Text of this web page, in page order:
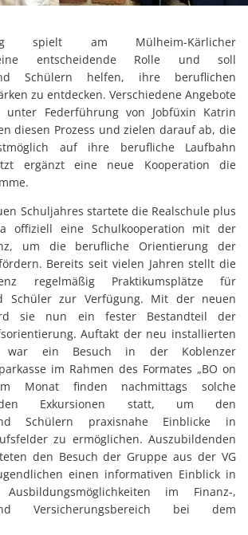
spielt am Mülheim-Kärlicher
entscheidende Rolle und soll
Schülern helfen, ihre beruflichen
zu entdecken. Verschiedene Angebote
unter Federführung von Jobfüxin Katrin
diesen Prozess und zielen darauf ab, die
auf ihre berufliche Laufbahn
ergänzt eine neue Kooperation die
Schuljahres startete die Realschule plus
offiziell eine Schulkooperation mit der
um die berufliche Orientierung der
Bereits seit vielen Jahren stellt die
regelmäßig Praktikumsplätze für
Schüler zur Verfügung. Mit der neuen
sie nun ein fester Bestandteil der
Auftakt der neu installierten
war ein Besuch in der Koblenzer
im Rahmen des Formates „BO on
Monat finden nachmittags solche
Exkursionen statt, um den
Schülern praxisnahe Einblicke in
zu ermöglichen. Auszubildenden
den Besuch der Gruppe aus der VG
einen informativen Einblick in
im Finanz-,
Versicherungsbereich bei dem